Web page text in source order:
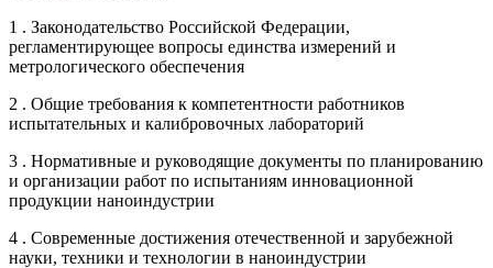
1 . Законодательство Российской Федерации,
регламентирующее вопросы единства измерений и
метрологического обеспечения
2 . Общие требования к компетентности работников
испытательных и калибровочных лабораторий
3 . Нормативные и руководящие документы по планированию
и организации работ по испытаниям инновационной
продукции наноиндустрии
4 . Современные достижения отечественной и зарубежной
науки, техники и технологии в наноиндустрии